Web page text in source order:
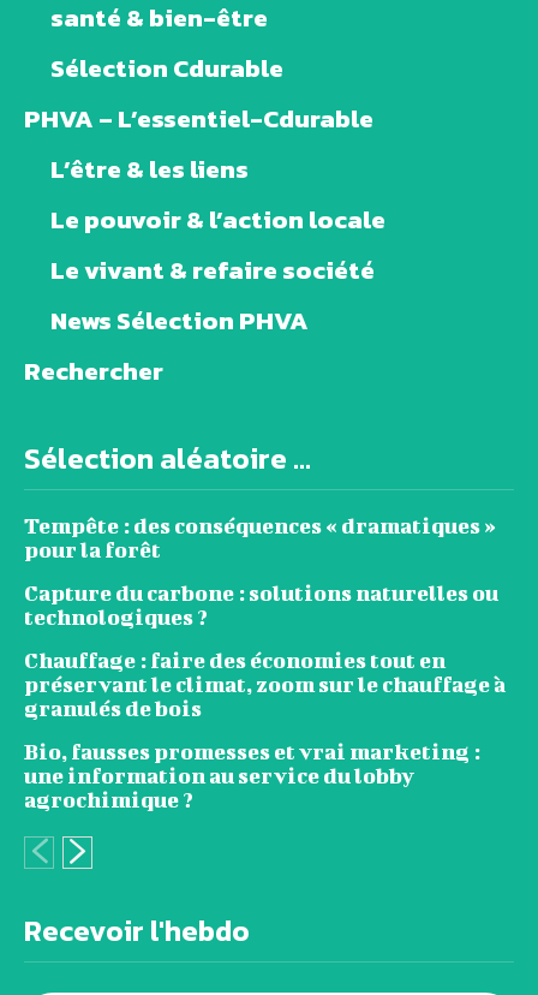
santé & bien-être
Sélection Cdurable
PHVA – L’essentiel-Cdurable
L’être & les liens
Le pouvoir & l’action locale
Le vivant & refaire société
News Sélection PHVA
Rechercher
Sélection aléatoire ...
Tempête : des conséquences « dramatiques »
pour la forêt
Capture du carbone : solutions naturelles ou
technologiques ?
Chauffage : faire des économies tout en
préservant le climat, zoom sur le chauffage à
granulés de bois
Bio, fausses promesses et vrai marketing :
une information au service du lobby
agrochimique ?
Recevoir l'hebdo